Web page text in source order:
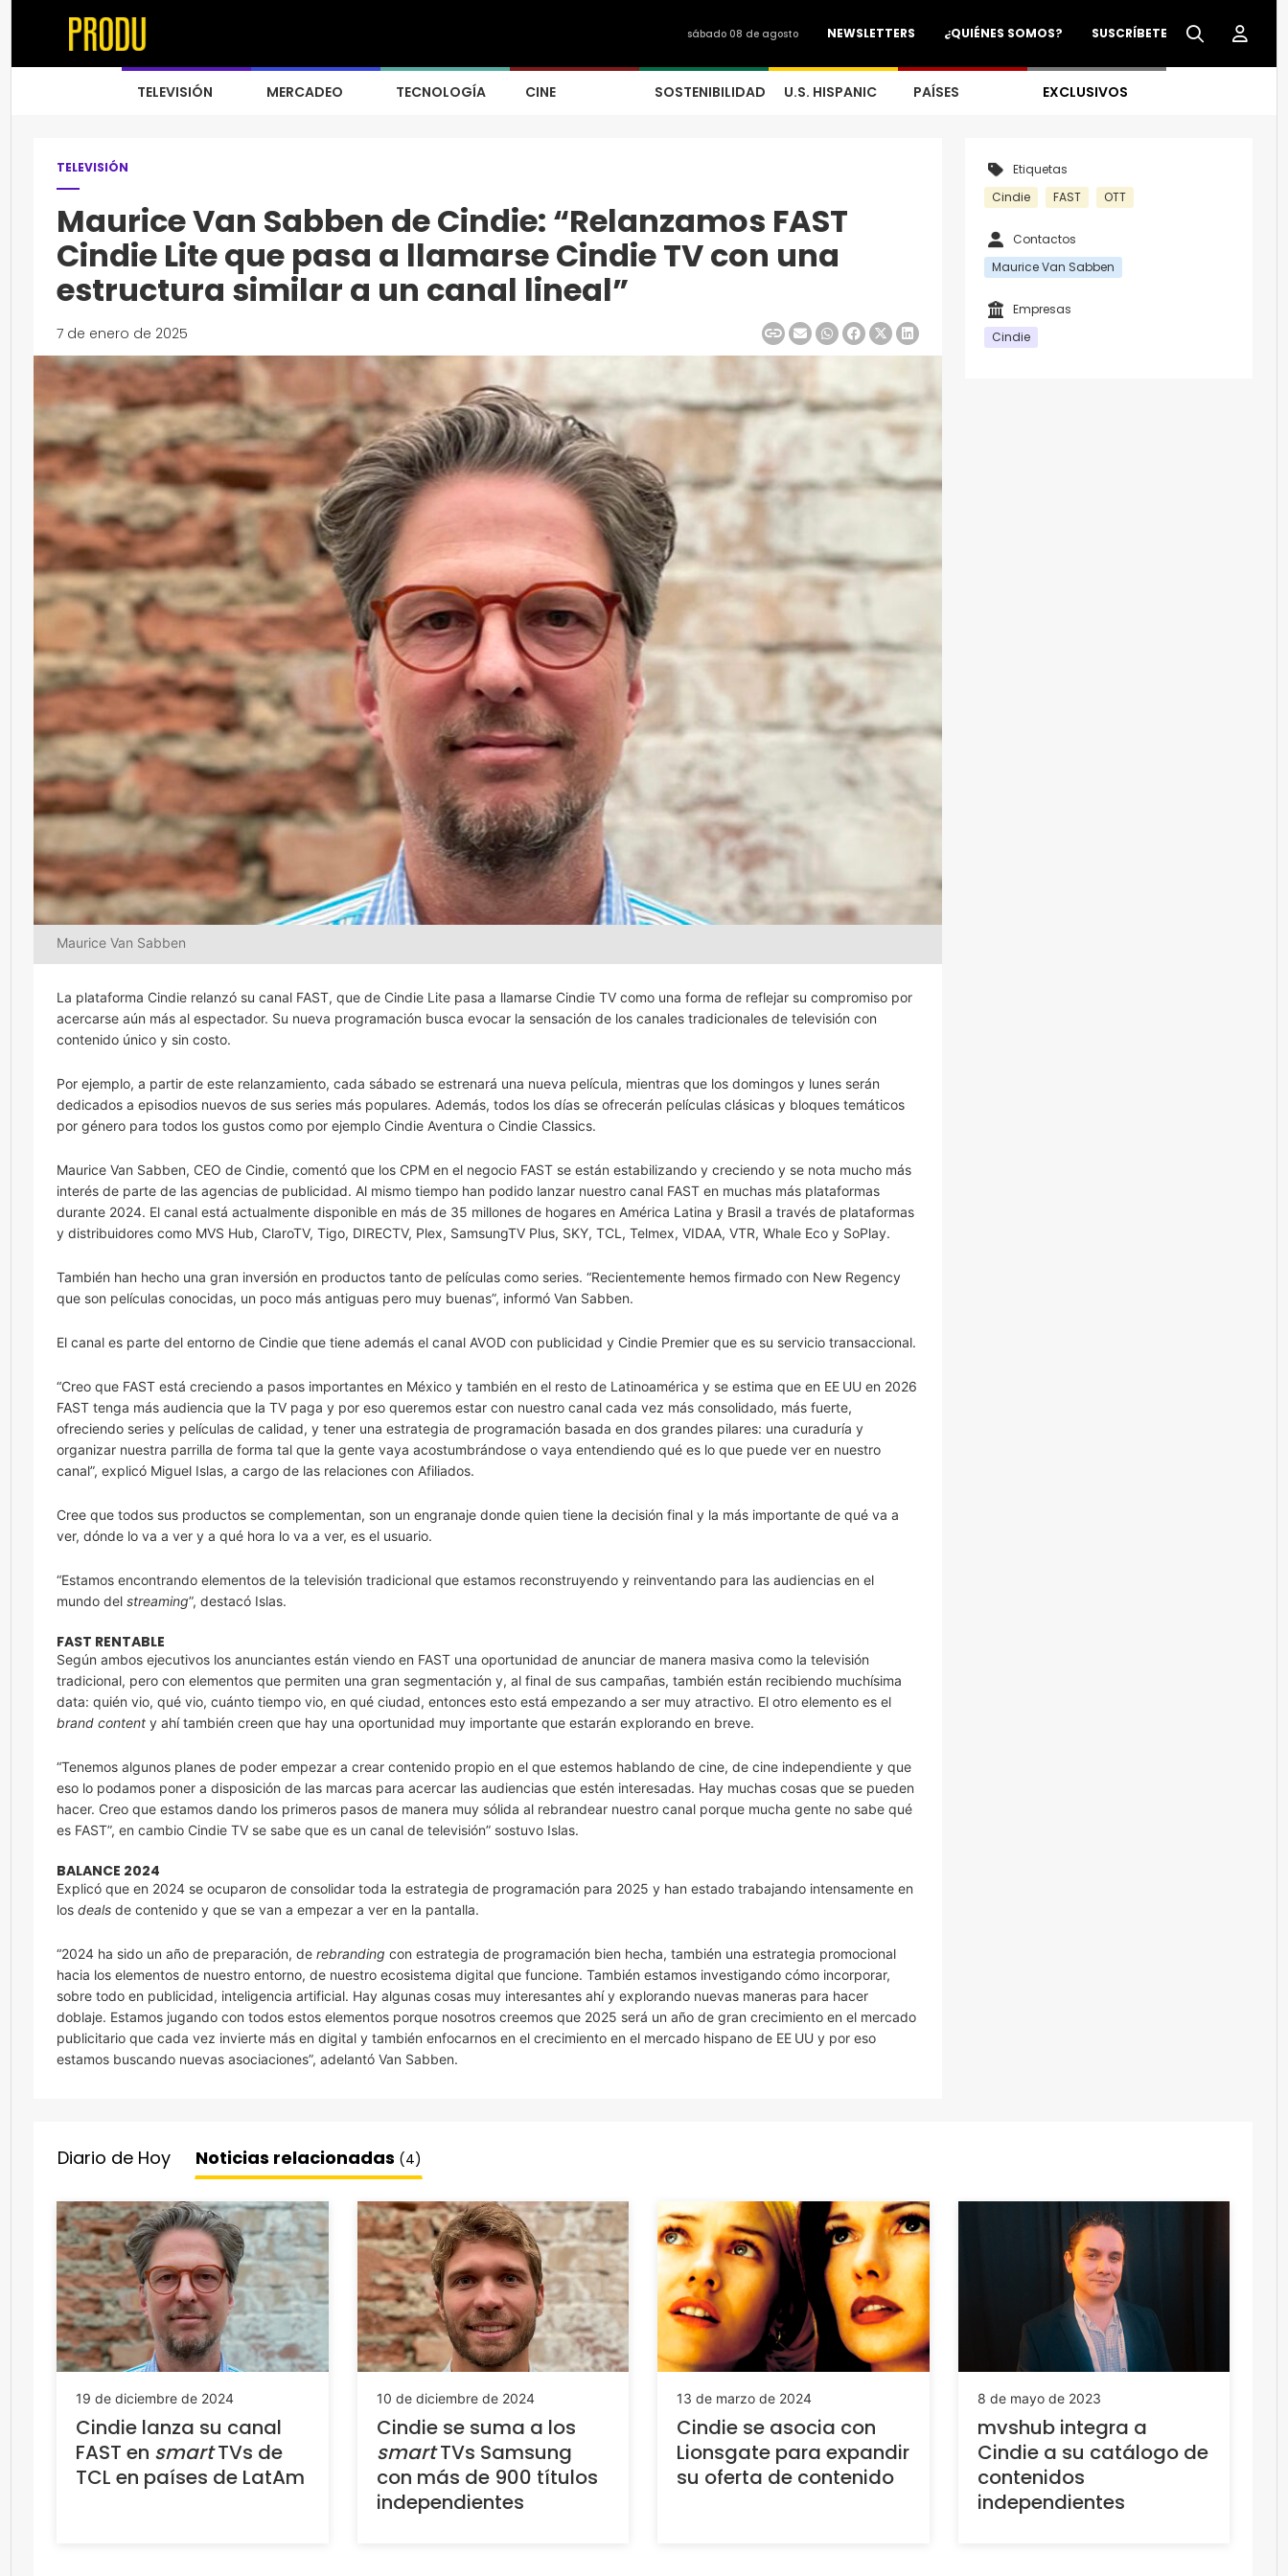
SUSCRÍBETE
¿QUIÉNES SOMOS?
NEWSLETTERS
sábado 08 de agosto
TELEVISIÓN MERCADEO TECNOLOGÍA CINE SOSTENIBILIDAD U.S. HISPANIC PAÍSES EXCLUSIVOS
TELEVISIÓN
Maurice Van Sabben de Cindie: “Relanzamos FAST
Cindie Lite que pasa a llamarse Cindie TV con una
estructura similar a un canal lineal”
7 de enero de 2025
Maurice Van Sabben
La plataforma Cindie relanzó su canal FAST, que de Cindie Lite pasa a llamarse Cindie TV como una forma de reflejar su compromiso por
acercarse aún más al espectador. Su nueva programación busca evocar la sensación de los canales tradicionales de televisión con
contenido único y sin costo.
Por ejemplo, a partir de este relanzamiento, cada sábado se estrenará una nueva película, mientras que los domingos y lunes serán
dedicados a episodios nuevos de sus series más populares. Además, todos los días se ofrecerán películas clásicas y bloques temáticos
por género para todos los gustos como por ejemplo Cindie Aventura o Cindie Classics.
Maurice Van Sabben, CEO de Cindie, comentó que los CPM en el negocio FAST se están estabilizando y creciendo y se nota mucho más
interés de parte de las agencias de publicidad. Al mismo tiempo han podido lanzar nuestro canal FAST en muchas más plataformas
durante 2024. El canal está actualmente disponible en más de 35 millones de hogares en América Latina y Brasil a través de plataformas
y distribuidores como MVS Hub, ClaroTV, Tigo, DIRECTV, Plex, SamsungTV Plus, SKY, TCL, Telmex, VIDAA, VTR, Whale Eco y SoPlay.
También han hecho una gran inversión en productos tanto de películas como series. “Recientemente hemos firmado con New Regency
que son películas conocidas, un poco más antiguas pero muy buenas”, informó Van Sabben.
El canal es parte del entorno de Cindie que tiene además el canal AVOD con publicidad y Cindie Premier que es su servicio transaccional.
“Creo que FAST está creciendo a pasos importantes en México y también en el resto de Latinoamérica y se estima que en EE UU en 2026
FAST tenga más audiencia que la TV paga y por eso queremos estar con nuestro canal cada vez más consolidado, más fuerte,
ofreciendo series y películas de calidad, y tener una estrategia de programación basada en dos grandes pilares: una curaduría y
organizar nuestra parrilla de forma tal que la gente vaya acostumbrándose o vaya entendiendo qué es lo que puede ver en nuestro
canal”, explicó Miguel Islas, a cargo de las relaciones con Afiliados.
Cree que todos sus productos se complementan, son un engranaje donde quien tiene la decisión final y la más importante de qué va a
ver, dónde lo va a ver y a qué hora lo va a ver, es el usuario.
“Estamos encontrando elementos de la televisión tradicional que estamos reconstruyendo y reinventando para las audiencias en el
mundo del streaming”, destacó Islas.
FAST RENTABLE
Según ambos ejecutivos los anunciantes están viendo en FAST una oportunidad de anunciar de manera masiva como la televisión
tradicional, pero con elementos que permiten una gran segmentación y, al final de sus campañas, también están recibiendo muchísima
data: quién vio, qué vio, cuánto tiempo vio, en qué ciudad, entonces esto está empezando a ser muy atractivo. El otro elemento es el
brand content y ahí también creen que hay una oportunidad muy importante que estarán explorando en breve.
“Tenemos algunos planes de poder empezar a crear contenido propio en el que estemos hablando de cine, de cine independiente y que
eso lo podamos poner a disposición de las marcas para acercar las audiencias que estén interesadas. Hay muchas cosas que se pueden
hacer. Creo que estamos dando los primeros pasos de manera muy sólida al rebrandear nuestro canal porque mucha gente no sabe qué
es FAST”, en cambio Cindie TV se sabe que es un canal de televisión” sostuvo Islas.
BALANCE 2024
Explicó que en 2024 se ocuparon de consolidar toda la estrategia de programación para 2025 y han estado trabajando intensamente en
los deals de contenido y que se van a empezar a ver en la pantalla.
“2024 ha sido un año de preparación, de rebranding con estrategia de programación bien hecha, también una estrategia promocional
hacia los elementos de nuestro entorno, de nuestro ecosistema digital que funcione. También estamos investigando cómo incorporar,
sobre todo en publicidad, inteligencia artificial. Hay algunas cosas muy interesantes ahí y explorando nuevas maneras para hacer
doblaje. Estamos jugando con todos estos elementos porque nosotros creemos que 2025 será un año de gran crecimiento en el mercado
publicitario que cada vez invierte más en digital y también enfocarnos en el crecimiento en el mercado hispano de EE UU y por eso
estamos buscando nuevas asociaciones”, adelantó Van Sabben.
Etiquetas
Cindie
FAST OTT
Contactos
Maurice Van Sabben
Empresas
Cindie
Diario de Hoy Noticias relacionadas (4)
19 de diciembre de 2024
Cindie lanza su canal
FAST en smartTVs de
TCL en países de LatAm
10 de diciembre de 2024
Cindie se suma a los
smartTVs Samsung
con más de 900 títulos
independientes
13 de marzo de 2024
Cindie se asocia con
Lionsgate para expandir
su oferta de contenido
8 de mayo de 2023
mvshub integra a
Cindie a su catálogo de
contenidos
independientes